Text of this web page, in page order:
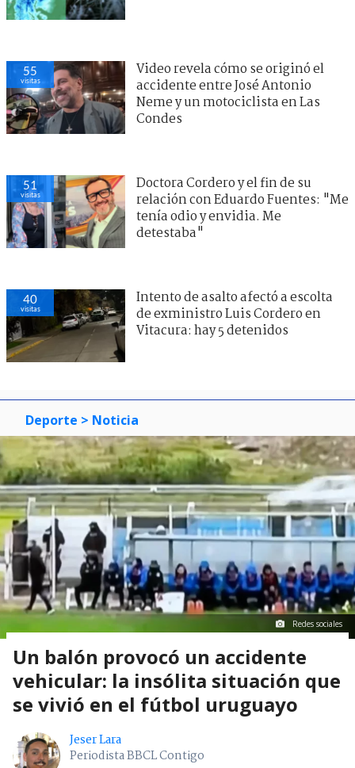
55
visitas
Video revela cómo se originó el
accidente entre José Antonio
Neme y un motociclista en Las
Condes
51
visitas
Doctora Cordero y el fin de su
relación con Eduardo Fuentes: "Me
tenía odio y envidia. Me
detestaba"
40
visitas
Intento de asalto afectó a escolta
de exministro Luis Cordero en
Vitacura: hay 5 detenidos
Deporte > Noticia
Redes sociales
Un balón provocó un accidente
vehicular: la insólita situación que
se vivió en el fútbol uruguayo
Jeser Lara
Periodista BBCL Contigo